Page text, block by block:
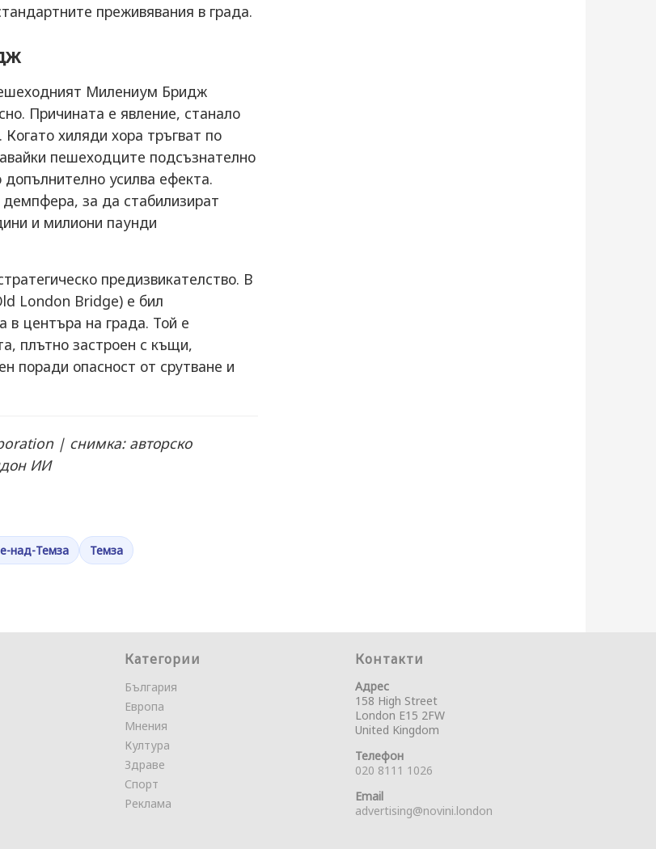
преживявания в града.
Милениум Бридж
Причината е явление, станало
хиляди хора тръгват по
пешеходците подсъзнателно
усилва ефекта.
за да стабилизират
и милиони паунди
предизвикателство. В
London Bridge) е бил
в центъра на града. Той е
плътно застроен с къщи,
поради опасност от срутване и
| снимка: авторско
ИИ
над-Темза Темза
Категории
България
Европа
Мнения
Култура
Здраве
Спорт
Реклама
Контакти
Адрес
158 High Street
London E15 2FW
United Kingdom
Телефон
020 8111 1026
Email
advertising@novini.london